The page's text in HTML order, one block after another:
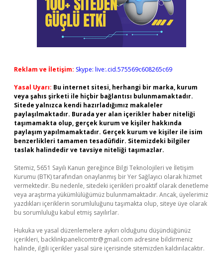
Reklam ve İletişim: Skype: live:.cid.575569c608265c69
Yasal Uyarı: Bu internet sitesi, herhangi bir marka, kurum
veya şahıs şirketi ile hiçbir bağlantısı bulunmamaktadır.
Sitede yalnızca kendi hazırladığımız makaleler
paylaşılmaktadır. Burada yer alan içerikler haber niteliği
taşımamakta olup, gerçek kurum ve kişiler hakkında
paylaşım yapılmamaktadır. Gerçek kurum ve kişiler ile isim
benzerlikleri tamamen tesadüfidir. Sitemizdeki bilgiler
taslak halindedir ve tavsiye niteliği taşımazlar.
Sitemiz, 5651 Sayılı Kanun gereğince Bilgi Teknolojileri ve İletişim
Kurumu (BTK) tarafından onaylanmış bir Yer Sağlayıcı olarak hizmet
vermektedir. Bu nedenle, sitedeki içerikleri proaktif olarak denetleme
veya araştırma yükümlülüğümüz bulunmamaktadır. Ancak, üyelerimiz
yazdıkları içeriklerin sorumluluğunu taşımakta olup, siteye üye olarak
bu sorumluluğu kabul etmiş sayılırlar.
Hukuka ve yasal düzenlemelere aykırı olduğunu düşündüğünüz
içerikleri, backlinkpanelicomtr@gmail.com adresine bildirmeniz
halinde, ilgili içerikler yasal süre içerisinde sitemizden kaldırılacaktır.